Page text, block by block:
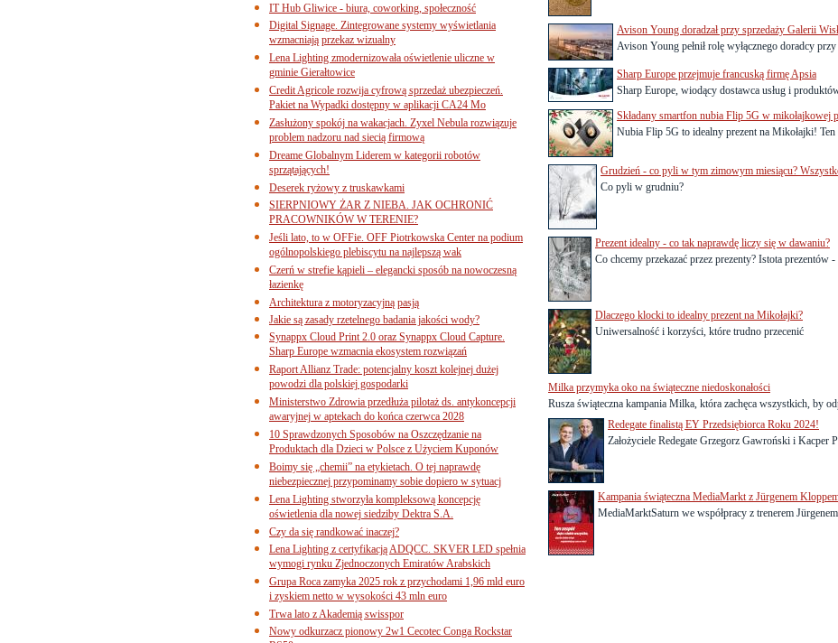
Avison Young doradzał przy sprzedaży Galerii
Avison Young pełnił rolę wyłącznego doradcy
Sharp Europe przejmuje francuską firmę Apsia
Sharp Europe, wiodący dostawca usług i
Składany smartfon nubia Flip 5G w mikołajkowej
Nubia Flip 5G to idealny prezent na Mikołajki! Ten
Grudzień - co pyli w tym zimowym miesiącu?
Co pyli w grudniu?
Prezent idealny - co tak naprawdę liczy się w dawaniu?
Co chcemy przekazać przez prezenty? Istota prezentów
Dlaczego klocki to idealny prezent na Mikołajki?
Uniwersalność i korzyści, które trudno przecenić
Milka przymyka oko na świąteczne niedoskonałości
Rusza świąteczna kampania Milka, która zachęca wszystkich, by
Redegate finalistą EY Przedsiębiorca Roku 2024!
Założyciele Redegate Grzegorz Gawroński i Kacper
Kampania świąteczna MediaMarkt z Jürgenem
MediaMarktSaturn we współpracy z trenerem
IT Hub Gliwice - biura, coworking, społeczność
Digital Signage. Zintegrowane systemy wyświetlania
wzmacniają przekaz wizualny
Lena Lighting zmodernizowała oświetlenie uliczne w
gminie Gierałtowice
Credit Agricole rozwija cyfrową sprzedaż ubezpieczeń.
Pakiet na Wypadki dostępny w aplikacji CA24 Mo
Zasłużony spokój na wakacjach. Zyxel Nebula rozwiązuje
problem nadzoru nad siecią firmową
Dreame Globalnym Liderem w kategorii robotów
sprzątających!
Deserek ryżowy z truskawkami
SIERPNIOWY ŻAR Z NIEBA. JAK OCHRONIĆ
PRACOWNIKÓW W TERENIE?
Jeśli lato, to w OFFie. OFF Piotrkowska Center na podium
ogólnopolskiego plebiscytu na najlepszą wak
Czerń w strefie kąpieli – elegancki sposób na nowoczesną
łazienkę
Architektura z motoryzacyjną pasją
Jakie są zasady rzetelnego badania jakości wody?
Synappx Cloud Print 2.0 oraz Synappx Cloud Capture.
Sharp Europe wzmacnia ekosystem rozwiązań
Raport Allianz Trade: potencjalny koszt kolejnej dużej
powodzi dla polskiej gospodarki
Ministerstwo Zdrowia przedłuża pilotaż ds. antykoncepcji
awaryjnej w aptekach do końca czerwca 2028
10 Sprawdzonych Sposobów na Oszczędzanie na
Produktach dla Dzieci w Polsce z Użyciem Kuponów
Boimy się „chemii” na etykietach. O tej naprawdę
niebezpiecznej przypominamy sobie dopiero w sytuacj
Lena Lighting stworzyła kompleksową koncepcję
oświetlenia dla nowej siedziby Dektra S.A.
Czy da się randkować inaczej?
Lena Lighting z certyfikacją ADQCC. SKVER LED spełnia
wymogi rynku Zjednoczonych Emiratów Arabskich
Grupa Roca zamyka 2025 rok z przychodami 1,96 mld euro
i zyskiem netto w wysokości 43 mln euro
Trwa lato z Akademią swisspor
Nowy odkurzacz pionowy 2w1 Cecotec Conga Rockstar